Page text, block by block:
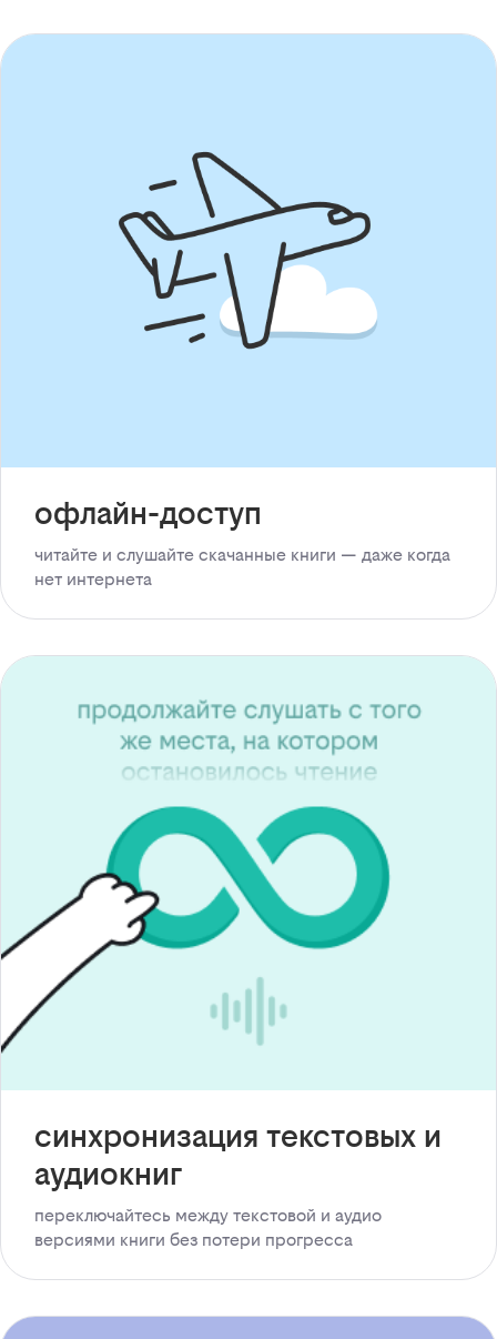
офлайн-доступ
читайте и слушайте скачанные книги — даже когда
нет интернета
синхронизация текстовых и
аудиокниг
переключайтесь между текстовой и аудио
версиями книги без потери прогресса